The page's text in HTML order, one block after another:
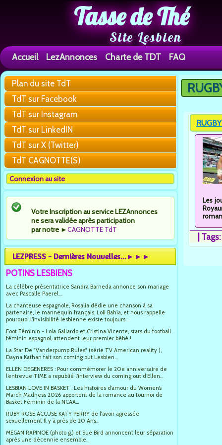
Tasse de Thé
Site Lesbien
Accueil LezAnnonces Charte de TDT FAQ
Plan du site TdT
TdT sur Facebook
TdT sur Instagram
TdT sur LinkedIN
TdT sur X (Twitter)
TdT CAGNOTTE(S)
Connexion au site
Votre Inscription au service LEZAnnonces
ne sera validée après participation
par notre ►CAGNOTTE TdT
LEZPRESS - Dernières Nouvelles...►►►
POTINS LESBIENS
La célèbre présentatrice Sandra Barneda annonce son mariage
avec Pascalle Paerel...
La chanteuse espagnole, Rosalía dédie une chanson à sa
partenaire, le mannequin français, Loli Bahía, et nous rappelle
pourquoi l’invisibilité lesbienne existe toujours...
Foot Féminin - Lola Gallardo et Cristina Vicente, stars du football
féminin espagnol, attendent leur premier bébé !
La Star De "Vanderpump Rules" (série TV American reality ),
Dayna Kathan fait son coming out Lesbien...
ELLEN DEGENERES : Pour commémorer le 20e anniversaire de
l’entrevue TIME a republié l’interview du coming out d’Ellen...
LESBIAN LOVE IN BASKET : Les histoires d’amour du Women’s
March Madness 2026 apportent de la romance au tournoi de
Basket Féminin de la NCAA...
RUBY ROSE ACCUSE KATY PERRY de l'avoir agressée
sexuellement Il y à près de 20 Ans...
MEGAN RAPINOE (photo g.) et Sue Bird annoncent leur séparation
après une décennie ensemble...
You are
Les
Tags: